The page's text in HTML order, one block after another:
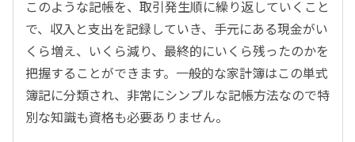
このような記帳を、取引発生順に繰り返していくこと
で、収入と支出を記録していき、手元にある現金がい
くら増え、いくら減り、最終的にいくら残ったのかを
把握することができます。一般的な家計簿はこの単式
簿記に分類され、非常にシンプルな記帳方法なので特
別な知識も資格も必要ありません。